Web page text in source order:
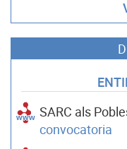
SARC als
convocatoria